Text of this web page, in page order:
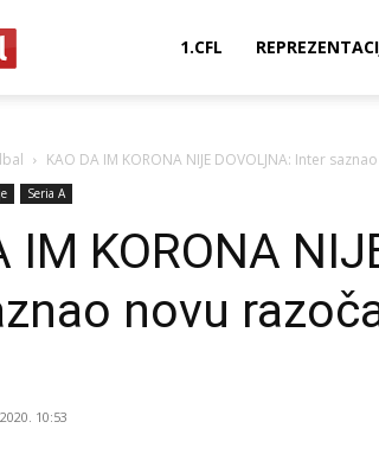
1.CFL
KAO DA IM KORONA NIJE DOVOLJNA: Inter
Seria A
IM KORONA
novu
10:53